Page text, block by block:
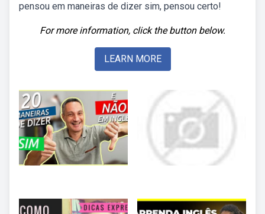
pensou em maneiras de dizer sim, pensou certo!
For more information, click the button below.
LEARN MORE